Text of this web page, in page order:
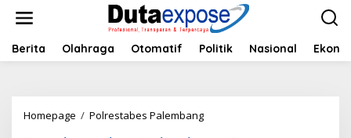
t
Berita Olahraga Otomatif Politik Nasional
Homepage / Polrestabes Palembang